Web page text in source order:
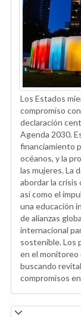
Los Estados
compromiso
declaración
Agenda 2030.
financiamiento
océanos, y la
las mujeres. La
abordar la
así como el
una educación
de alianzas
internacional
sostenible. Los
en el monitoreo
buscando
compromisos